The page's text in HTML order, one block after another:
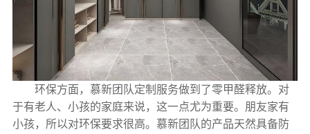
环保方面，慕新团队定制服务做到了零甲醛释放。对
于有老人、小孩的家庭来说，这一点尤为重要。朋友家有
小孩，所以对环保要求很高。慕新团队的产品天然具备防